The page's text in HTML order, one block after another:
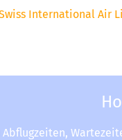
International Air
Abflugzeiten,